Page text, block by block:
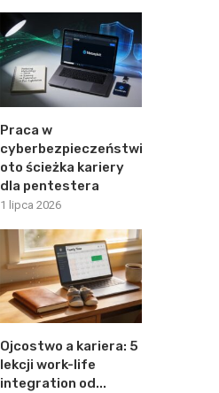
Praca w
cyberbezpieczeństwie:
oto ścieżka kariery
dla pentestera
1 lipca 2026
Ojcostwo a kariera: 5
lekcji work-life
integration od...